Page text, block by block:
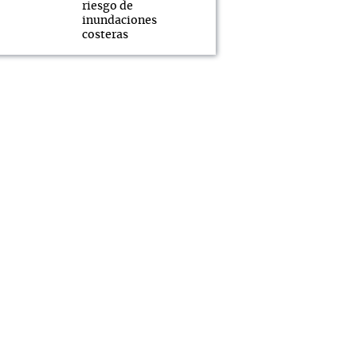
riesgo de
inundaciones
costeras